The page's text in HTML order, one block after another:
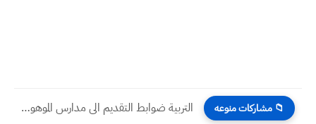
📁 مشاركات منوعه التربية ضوابط التقديم الى مدارس الموهوبين في العراق لعام 2025